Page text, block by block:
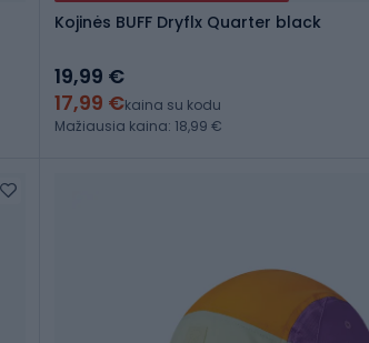
Kojinės BUFF Dryflx Quarter black
19,99 €
17,99 €kaina su kodu
Mažiausia kaina: 18,99 €